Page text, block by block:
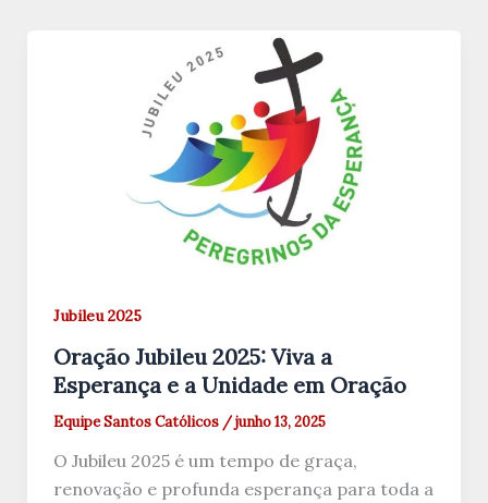
Jubileu 2025
Oração Jubileu 2025: Viva a
Esperança e a Unidade em Oração
Equipe Santos Católicos /junho 13, 2025
O Jubileu 2025 é um tempo de graça,
renovação e profunda esperança para toda a